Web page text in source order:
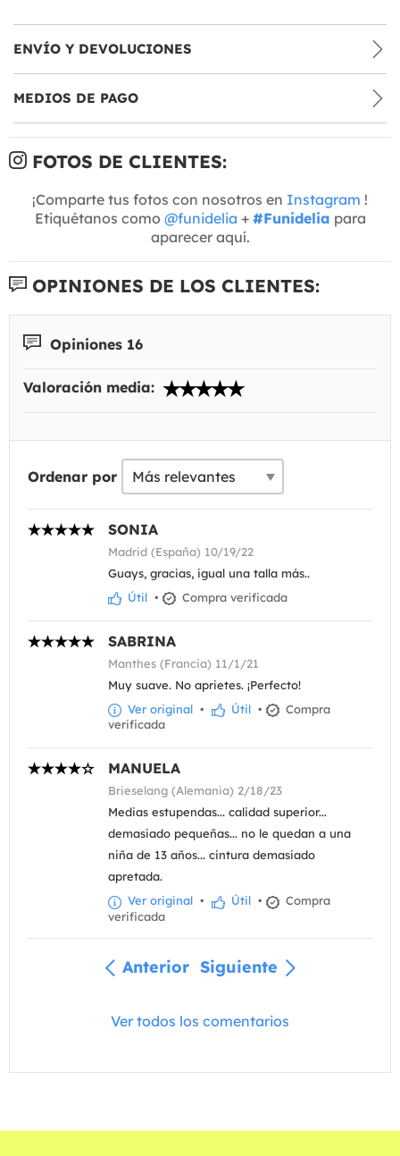
ENVÍO Y DEVOLUCIONES
MEDIOS DE PAGO
FOTOS DE CLIENTES:
¡Comparte tus fotos con nosotros en Instagram !
Etiquétanos como @funidelia + #Funidelia para
aparecer aquí.
OPINIONES DE LOS CLIENTES:
Opiniones 16
Valoración media:
Ordenar por
SONIA
Madrid (España) 10/19/22
Guays, gracias, igual una talla más..
Útil • Compra verificada
SABRINA
Manthes (Francia) 11/1/21
Muy suave. No aprietes. ¡Perfecto!
Ver original • Útil •
Compra
verificada
MANUELA
Brieselang (Alemania) 2/18/23
Medias estupendas... calidad superior...
demasiado pequeñas... no le quedan a una
niña de 13 años... cintura demasiado
apretada.
Ver original • Útil •
Compra
verificada
Anterior Siguiente
Ver todos los comentarios